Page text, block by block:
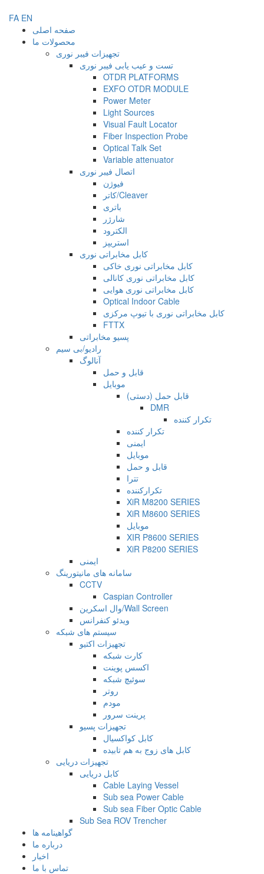
FA EN
صفحه اصلی
محصولات ما
تجهیزات فیبر نوری
تست و عیب یابی فیبر نوری
OTDR PLATFORMS
EXFO OTDR MODULE
Power Meter
Light Sources
Visual Fault Locator
Fiber Inspection Probe
Optical Talk Set
Variable attenuator
اتصال فیبر نوری
فیوژن
کاتر/Cleaver
باتری
شارژر
الکترود
استریپز
کابل مخابراتی نوری
کابل مخابراتی نوری خاکی
کابل مخابراتی نوری کانالی
کابل مخابراتی نوری هوایی
Optical Indoor Cable
کابل مخابراتی نوری با تیوپ مرکزی
FTTX
پسیو مخابراتی
رادیو/بی سیم
آنالوگ
قابل و حمل
موبایل
قابل حمل (دستی)
DMR
تکرار کننده
تکرار کننده
ایمنی
موبایل
قابل و حمل
تترا
تکرارکننده
XiR M8200 SERIES
XiR M8600 SERIES
موبایل
XIR P8600 SERIES
XiR P8200 SERIES
ایمنی
سامانه های مانیتورینگ
CCTV
Caspian Controller
وال اسکرین/Wall Screen
ویدئو کنفرانس
سیستم های شبکه
تجهیزات اکتیو
کارت شبکه
اکسس پوینت
سوئیچ شبکه
روتر
مودم
پرینت سرور
تجهیزات پسیو
کابل کواکسیال
کابل های زوج به هم تابیده
تجهیزات دریایی
کابل دریایی
Cable Laying Vessel
Sub sea Power Cable
Sub sea Fiber Optic Cable
Sub Sea ROV Trencher
گواهینامه ها
درباره ما
اخبار
تماس با ما